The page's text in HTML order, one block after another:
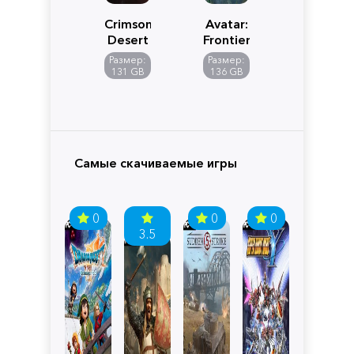
Crimson
Desert
Размер:
131 GB
Avatar:
Frontiers
of
Pandora
Размер:
136 GB
Самые скачиваемые игры
0
3.5
0 0